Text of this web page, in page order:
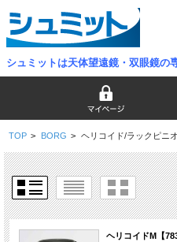
シュミットは天体望遠鏡・双眼鏡の
TOP > BORG > ヘリコイド/ラックピニ
ヘリコイドM【